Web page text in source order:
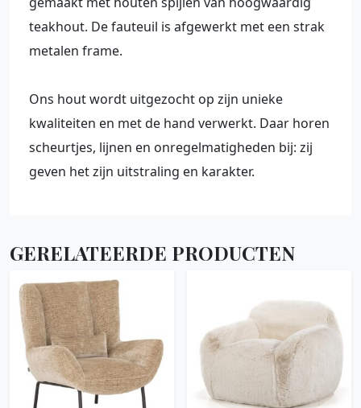
teakhout. De fauteuil is afgewerkt met een strak
metalen frame.
Ons hout wordt uitgezocht op zijn unieke
kwaliteiten en met de hand verwerkt. Daar horen
scheurtjes, lijnen en onregelmatigheden bij: zij
geven het zijn uitstraling en karakter.
GERELATEERDE PRODUCTEN